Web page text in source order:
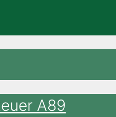
A89